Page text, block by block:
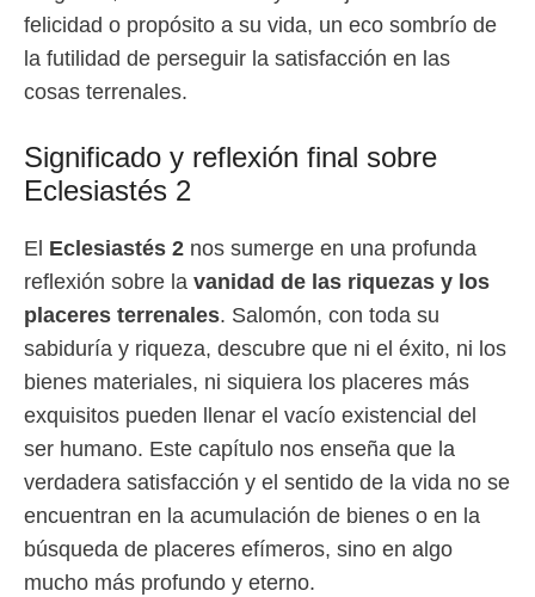
felicidad o propósito a su vida, un eco sombrío de
la futilidad de perseguir la satisfacción en las
cosas terrenales.
Significado y reflexión final sobre
Eclesiastés 2
El Eclesiastés 2 nos sumerge en una profunda
reflexión sobre la vanidad de las riquezas y los
placeres terrenales. Salomón, con toda su
sabiduría y riqueza, descubre que ni el éxito, ni los
bienes materiales, ni siquiera los placeres más
exquisitos pueden llenar el vacío existencial del
ser humano. Este capítulo nos enseña que la
verdadera satisfacción y el sentido de la vida no se
encuentran en la acumulación de bienes o en la
búsqueda de placeres efímeros, sino en algo
mucho más profundo y eterno.